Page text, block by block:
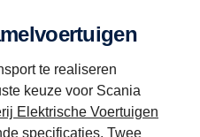
te realiseren
keuze voor Scania
Elektrische Voertuigen
specificaties. Twee